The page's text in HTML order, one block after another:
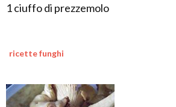
1 ciuffo di prezzemolo
ricette funghi